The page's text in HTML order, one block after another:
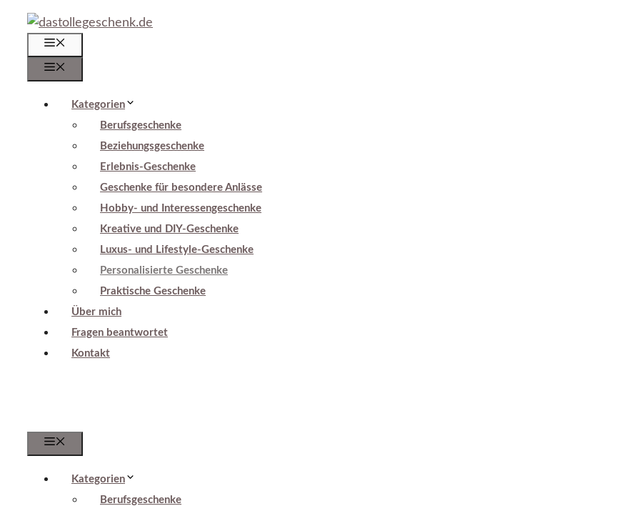
Zum
Inhalt
springen
Kategorien
Berufsgeschenke
Beziehungsgeschenke
Erlebnis-Geschenke
Geschenke für besondere Anlässe
Hobby- und Interessengeschenke
Kreative und DIY-Geschenke
Luxus- und Lifestyle-Geschenke
Personalisierte Geschenke
Praktische Geschenke
Über mich
Fragen beantwortet
Kontakt
Kategorien
Berufsgeschenke